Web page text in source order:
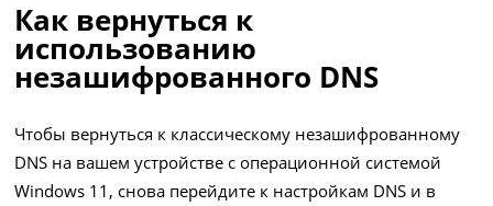
Как вернуться к
использованию
незашифрованного DNS
Чтобы вернуться к классическому незашифрованному
DNS на вашем устройстве с операционной системой
Windows 11, снова перейдите к настройкам DNS и в